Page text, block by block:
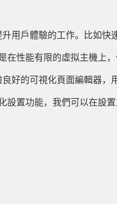
用戶體驗的工作。比如
性能有限的虛拟主機上
好的可視化頁面編輯器，
置功能，我們可以在設